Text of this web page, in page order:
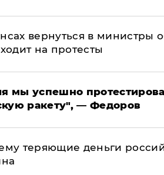
вернуться в министры
на протесты
мы успешно
ракету", — Федоров
теряющие деньги